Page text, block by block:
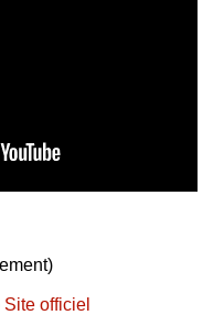
Site officiel